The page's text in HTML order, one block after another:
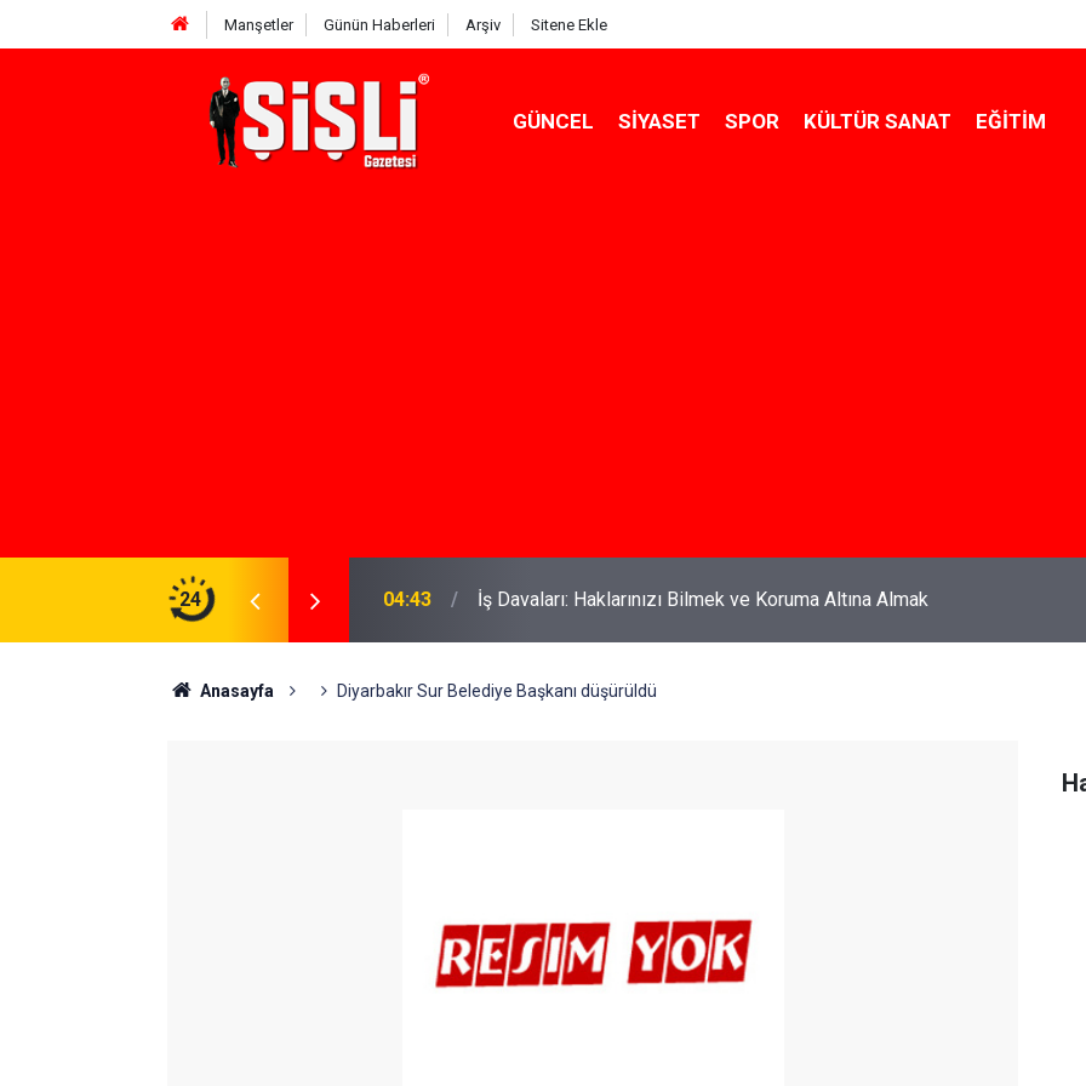
Manşetler Günün Haberleri Arşiv Sitene Ekle
GÜNCEL SIYASET SPOR KÜLTÜR SANAT EĞITIM
24
Koruma Altına Almak 22:37 Özlem Drahyalı Kimdir, Nereli ve Kaç Yaşındadır?
Anasayfa Diyarbakır Sur Belediye Başkanı düşürüldü